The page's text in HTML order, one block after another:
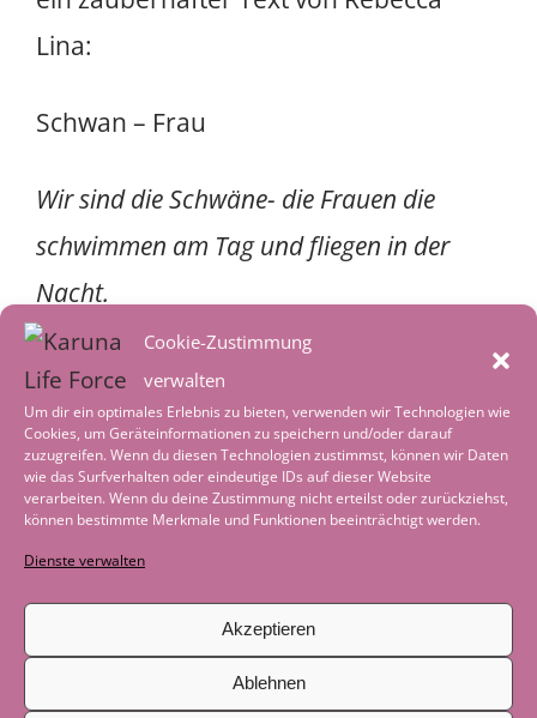
Cookie-Zustimmung
verwalten
Um dir ein optimales Erlebnis zu bieten, verwenden wir Technologien wie
Cookies, um Geräteinformationen zu speichern und/oder darauf
zuzugreifen. Wenn du diesen Technologien zustimmst, können wir Daten
wie das Surfverhalten oder eindeutige IDs auf dieser Website
verarbeiten. Wenn du deine Zustimmung nicht erteilst oder zurückziehst,
können bestimmte Merkmale und Funktionen beeinträchtigt werden.
Dienste verwalten
Akzeptieren
Ablehnen
Schwan – Frau
Wir sind die Schwäne- die Frauen die
Nacht.
Verbunden mit der Mondin und dem
rhythmischen Klang der Zeit.
Leben und Tot im stetigen Gleichklang.
Wir sind die Nacht, im Schoss der Mutter
Göttin
Kreisrunde Zeichnungen der Berührung
gezeichnet im Mondschein ins Wasser
Ein nicht endender Kreis, der sich immer
wieder von neuem erschafft.
Verbunden mit jener weiblichen Energie,